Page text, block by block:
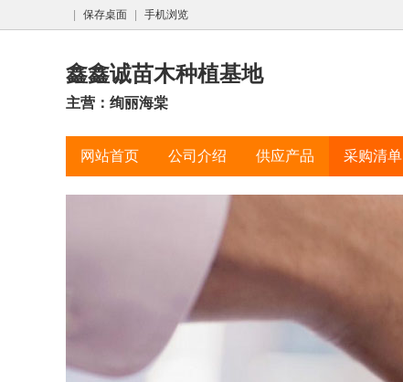
保存桌面 手机浏览
鑫鑫诚苗木种植基地
主营：绚丽海棠
网站首页 公司介绍 供应产品 采购清单